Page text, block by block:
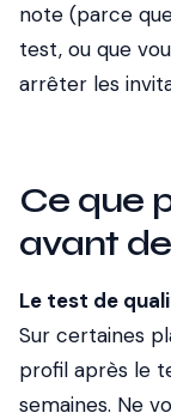
note (parce
test, ou que
arrêter les
Ce que
avant
Le test de
Sur certaines
profil après le
semaines. Ne